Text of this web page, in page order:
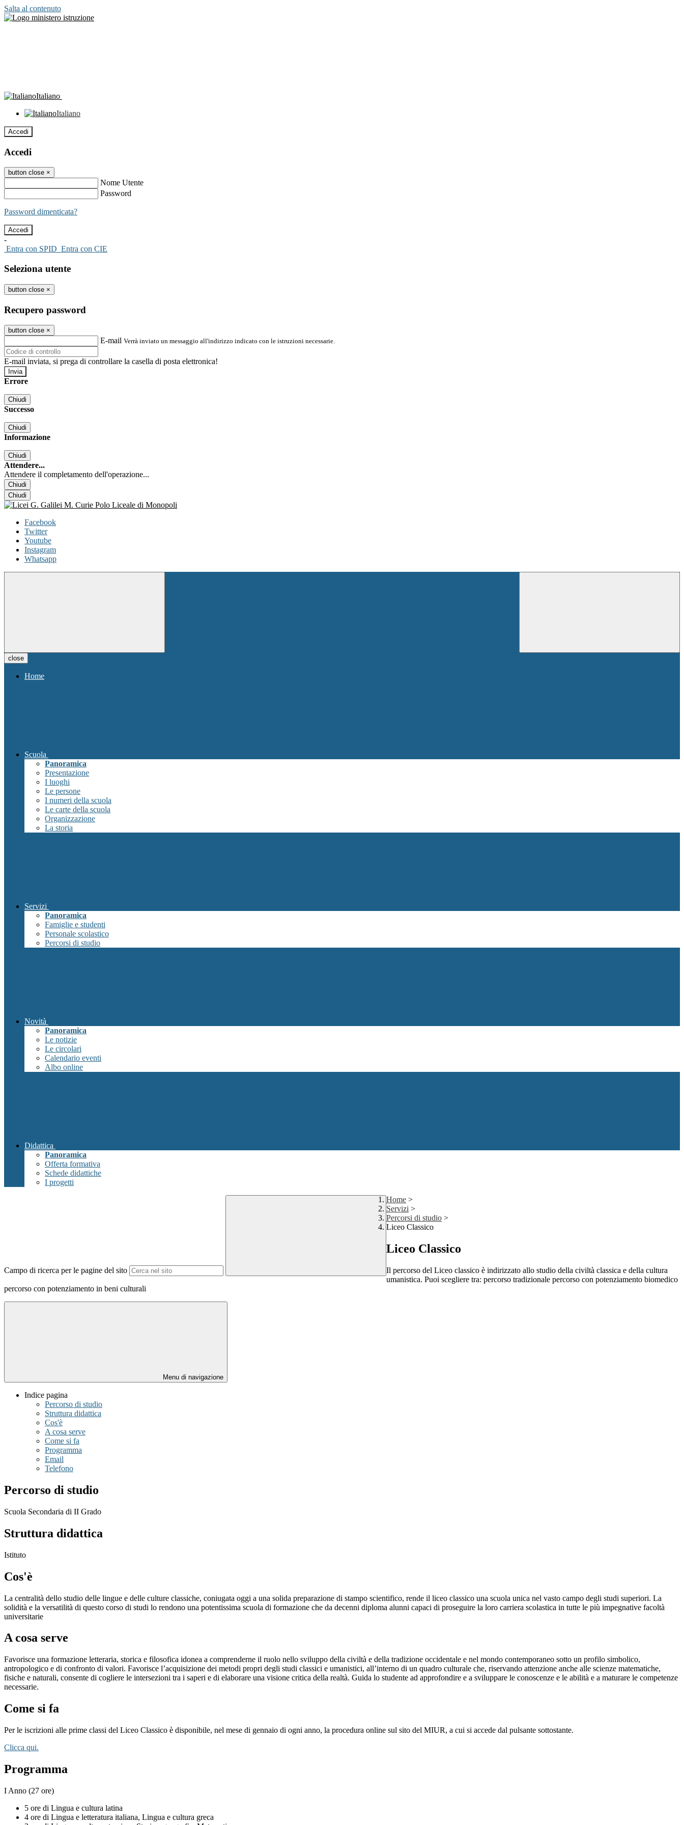
Salta al contenuto
Italiano
Italiano
Accedi
Accedi
button close ×
Nome Utente
Password
Password dimenticata?
-
Entra con SPID Entra con CIE
Seleziona utente
button close ×
Recupero password
button close ×
E-mail Verrà inviato un messaggio all'indirizzo indicato con le istruzioni necessarie.
E-mail inviata, si prega di controllare la casella di posta elettronica!
Errore
Chiudi
Successo
Chiudi
Informazione
Chiudi
Attendere...
Attendere il completamento dell'operazione...
Chiudi
Chiudi
Facebook
Twitter
Youtube
Instagram
Whatsapp
close
Home
Scuola
Panoramica
Presentazione
I luoghi
Le persone
I numeri della scuola
Le carte della scuola
Organizzazione
La storia
Servizi
Panoramica
Famiglie e studenti
Personale scolastico
Percorsi di studio
Novità
Panoramica
Le notizie
Le circolari
Calendario eventi
Albo online
Didattica
Panoramica
Offerta formativa
Schede didattiche
I progetti
Campo di ricerca per le pagine del sito
Home >
Servizi >
Percorsi di studio >
Liceo Classico
Liceo Classico
Il percorso del Liceo classico è indirizzato allo studio della civiltà classica e della cultura
umanistica. Puoi scegliere tra: percorso tradizionale percorso con potenziamento biomedico
percorso con potenziamento in beni culturali
Menu di navigazione
Indice pagina
Percorso di studio
Struttura didattica
Cos'è
A cosa serve
Come si fa
Programma
Email
Telefono
Percorso di studio
Scuola Secondaria di II Grado
Struttura didattica
Istituto
Cos'è
La centralità dello studio delle lingue e delle culture classiche, coniugata oggi a una solida preparazione di stampo scientifico, rende il liceo classico una scuola unica nel vasto campo degli studi superiori. La
solidità e la versatilità di questo corso di studi lo rendono una potentissima scuola di formazione che da decenni diploma alunni capaci di proseguire la loro carriera scolastica in tutte le più impegnative facoltà
universitarie
A cosa serve
Favorisce una formazione letteraria, storica e filosofica idonea a comprenderne il ruolo nello sviluppo della civiltà e della tradizione occidentale e nel mondo contemporaneo sotto un profilo simbolico,
antropologico e di confronto di valori. Favorisce l’acquisizione dei metodi propri degli studi classici e umanistici, all’interno di un quadro culturale che, riservando attenzione anche alle scienze matematiche,
fisiche e naturali, consente di cogliere le intersezioni tra i saperi e di elaborare una visione critica della realtà. Guida lo studente ad approfondire e a sviluppare le conoscenze e le abilità e a maturare le competenze
necessarie.
Come si fa
Per le iscrizioni alle prime classi del Liceo Classico è disponibile, nel mese di gennaio di ogni anno, la procedura online sul sito del MIUR, a cui si accede dal pulsante sottostante.
Clicca qui.
Programma
I Anno (27 ore)
5 ore di Lingua e cultura latina
4 ore di Lingua e letteratura italiana, Lingua e cultura greca